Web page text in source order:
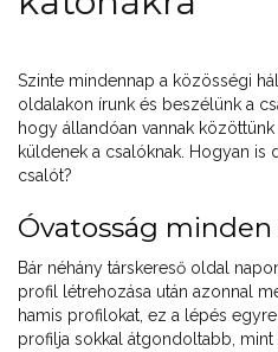
Szinte mindennap a közösségi
oldalakon írunk és beszélünk a
hogy állandóan vannak
küldenek a csalóknak. Hogyan is
csalót?
Óvatosság
Bár néhány társkereső oldal
profil létrehozása után azonnal
hamis profilokat, ez a lépés
profilja sokkal átgondoltabb,